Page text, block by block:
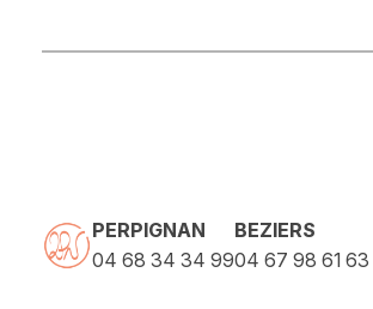
PERPIGNAN
04 68 34 34 99
BEZIERS
04 67 98 61 63